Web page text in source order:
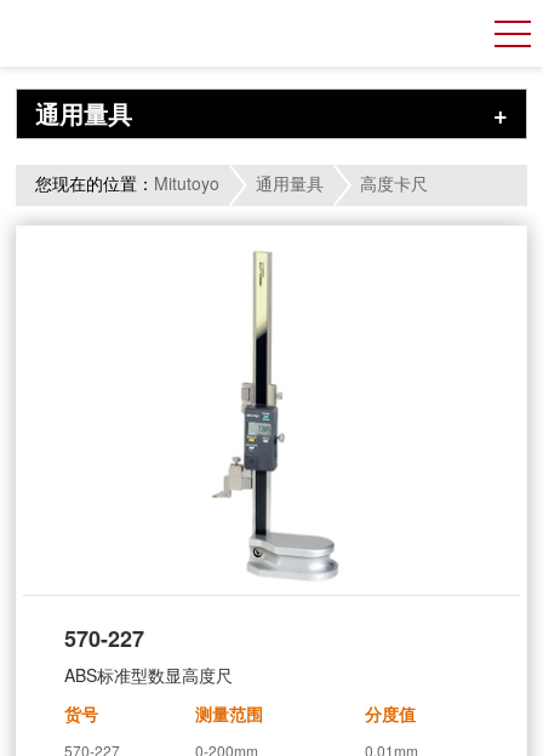
通用量具 +
您现在的位置： Mitutoyo 通用量具 高度卡尺
570-227
ABS标准型数显高度尺
货号
测量范围 分度值
570-227 0-200mm
0.01mm